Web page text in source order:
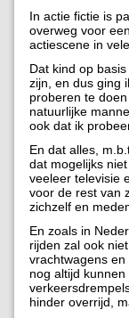
In actie fictie is
overweg voor
actiescene in
Dat kind op
zijn, en dus ging
proberen te
natuurlijke
ook dat ik
En dat alles,
dat mogelijks
veeleer televisie
voor de rest van
zichzelf en
En zoals in
rijden zal ook
vrachtwagens
nog altijd
hinder overrijd,